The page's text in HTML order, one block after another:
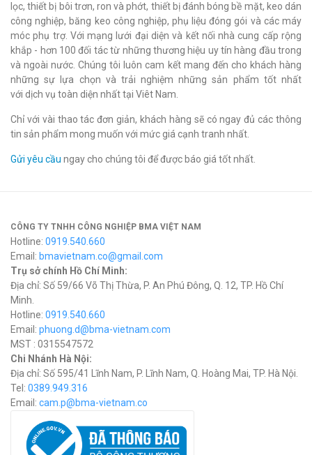
lọc, thiết bị bôi trơn, ron và phớt, thiết bị đánh bóng bề mặt, keo dán
công nghiệp, băng keo công nghiệp, phụ liệu đóng gói và các máy
móc phụ trợ. Với mạng lưới đại diện và kết nối nhà cung cấp rộng
khắp - hơn 100 đối tác từ những thương hiệu uy tín hàng đầu trong
và ngoài nước. Chúng tôi luôn cam kết mang đến cho khách hàng
những sự lựa chọn và trải nghiệm những sản phẩm tốt nhất
với dịch vụ toàn diện nhất tại Viêt Nam.
Chỉ với vài thao tác đơn giản, khách hàng sẽ có ngay đủ các thông
tin sản phẩm mong muốn với mức giá cạnh tranh nhất.
Gửi yêu cầu ngay cho chúng tôi để được báo giá tốt nhất.
CÔNG TY TNHH CÔNG NGHIỆP BMA VIỆT NAM
Hotline: 0919.540.660
Email: bmavietnam.co@gmail.com
Trụ sở chính Hồ Chí Minh:
Địa chỉ: Số 59/66 Võ Thị Thừa, P. An Phú Đông, Q. 12, TP. Hồ Chí
Minh.
Hotline: 0919.540.660
Email: phuong.d@bma-vietnam.com
MST : 0315547572
Chi Nhánh Hà Nội:
Địa chỉ: Số 595/41 Lĩnh Nam, P. Lĩnh Nam, Q. Hoàng Mai, TP. Hà Nội.
Tel: 0389.949.316
Email: cam.p@bma-vietnam.co